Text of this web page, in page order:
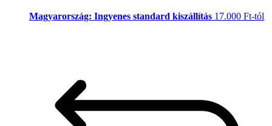
Magyarország: Ingyenes standard kiszállítás 17.000 Ft-tól